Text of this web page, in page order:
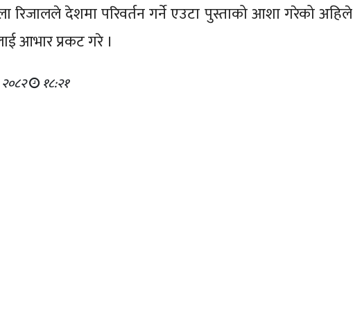
रिजालले देशमा परिवर्तन गर्ने एउटा पुस्ताको आशा गरेको अहिले
आभार प्रकट गरे ।
२०८२ १८:२१